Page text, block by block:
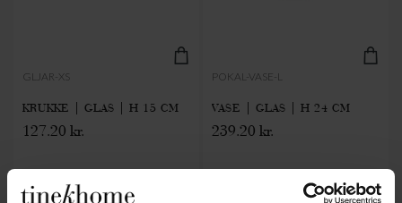
GLJAR-XS
KRUKKE | GLAS | H 15 CM
127.20 kr.
POKAL-VASE-L
VASE | GLAS | H 24 CM
239.20 kr.